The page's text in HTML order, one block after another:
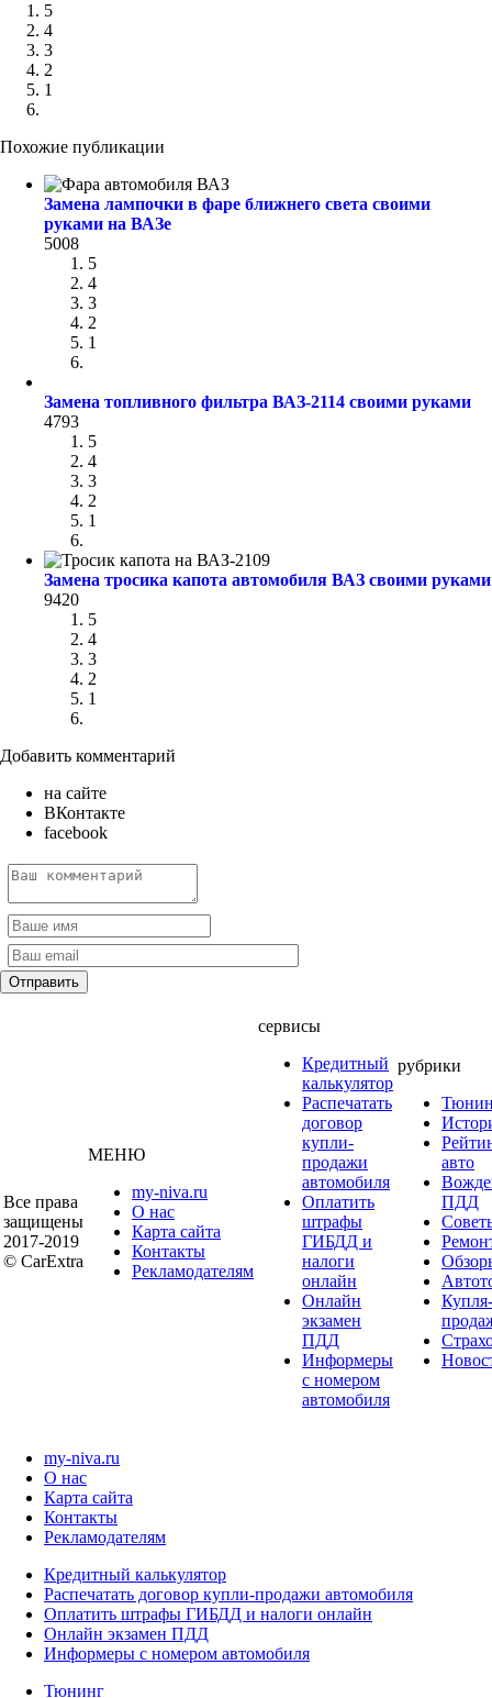
5
4
3
2
1
Похожие публикации
Замена лампочки в фаре ближнего света своими
руками на ВАЗе
5008
5
4
3
2
1
Замена топливного фильтра ВАЗ-2114 своими руками
4793
5
4
3
2
1
Замена тросика капота автомобиля ВАЗ своими руками
9420
5
4
3
2
1
Добавить комментарий
на сайте
ВКонтакте
facebook
Все права
защищены
2017-2019
© CarExtra
МЕНЮ
my-niva.ru
О нас
Карта сайта
Контакты
Рекламодателям
сервисы
Кредитный
калькулятор
Распечатать
договор
купли-
продажи
автомобиля
Оплатить
штрафы
ГИБДД и
налоги
онлайн
Онлайн
экзамен
ПДД
Информеры
с номером
автомобиля
рубрики
авто
ПДД
Купля-
my-niva.ru
О нас
Карта сайта
Контакты
Рекламодателям
Кредитный калькулятор
Распечатать договор купли-продажи автомобиля
Оплатить штрафы ГИБДД и налоги онлайн
Онлайн экзамен ПДД
Информеры с номером автомобиля
Тюнинг